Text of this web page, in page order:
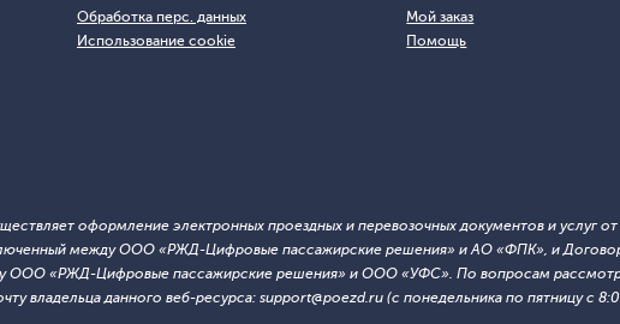
Обработка перс. данных
Использование cookie
Мой заказ
Помощь
оформление электронных проездных и перевозочных документов и услуг
между ООО «РЖД-Цифровые пассажирские решения» и АО «ФПК», и
ООО «РЖД-Цифровые пассажирские решения» и ООО «УФС». По вопросам
владельца данного веб-ресурса: support@poezd.ru (с понедельника по пятницу с